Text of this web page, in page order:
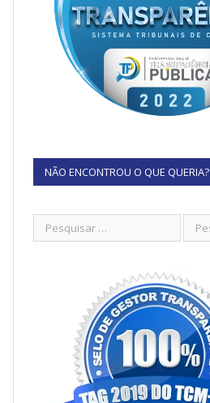
NÃO ENCONTROU O QUE QUERIA?